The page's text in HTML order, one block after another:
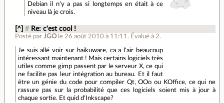
Debian il n'y a pas si longtemps en était à ce
niveau là je crois.
[^] # Re: c'est cool !
Posté par JGO le 26 août 2010 à 11:11 . Évalué à 2.
Je suis allé voir sur haikuware, ca a l'air beaucoup
intéressant maintenant ! Mais certains logiciels très
utiles comme gimp passent par le serveur X, ce qui
ne facilite pas leur intégration au bureau. Et il faut
être un génie du code pour compiler Qt, OOo ou KOffice, ce qui ne
rassure pas sur la probabilité que ces logiciels soient mis à jour à
chaque sortie. Et quid d'Inkscape?